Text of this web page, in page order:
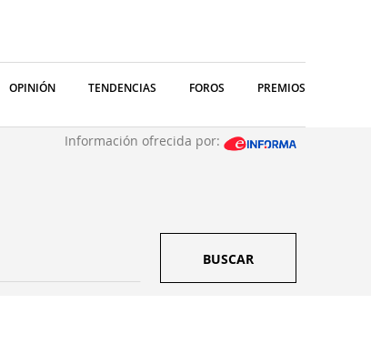
OPINIÓN TENDENCIAS FOROS PREMIOS
Información ofrecida por:
BUSCAR